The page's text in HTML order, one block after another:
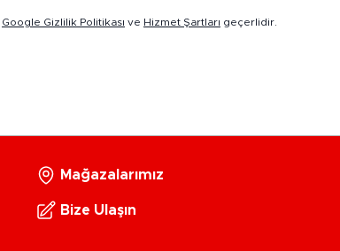
Google Gizlilik Politikası ve Hizmet Şartları geçerlidir.
Mağazalarımız
Bize Ulaşın